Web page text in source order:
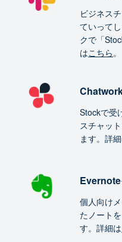
ビジネス
ていって
クで「
はこちら。
Stockで受
スチャッ
ます。詳
Evernote
個人向け
たノート
す。詳細は